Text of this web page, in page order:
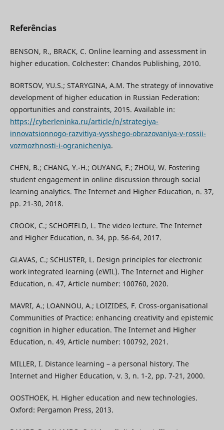
Referências
BENSON, R., BRACK, C. Online learning and assessment in
higher education. Colchester: Chandos Publishing, 2010.
BORTSOV, YU.S.; STARYGINA, A.M. The strategy of innovative
development of higher education in Russian Federation:
opportunities and constraints, 2015. Available in:
https://cyberleninka.ru/article/n/strategiya-
innovatsionnogo-razvitiya-vysshego-obrazovaniya-v-rossii-
vozmozhnosti-i-ogranicheniya.
CHEN, B.; CHANG, Y.-H.; OUYANG, F.; ZHOU, W. Fostering
student engagement in online discussion through social
learning analytics. The Internet and Higher Education, n. 37,
pp. 21-30, 2018.
CROOK, C.; SCHOFIELD, L. The video lecture. The Internet
and Higher Education, n. 34, pp. 56-64, 2017.
GLAVAS, C.; SCHUSTER, L. Design principles for electronic
work integrated learning (eWIL). The Internet and Higher
Education, n. 47, Article number: 100760, 2020.
MAVRI, A.; LOANNOU, A.; LOIZIDES, F. Cross-organisational
Communities of Practice: enhancing creativity and epistemic
cognition in higher education. The Internet and Higher
Education, n. 49, Article number: 100792, 2021.
MILLER, I. Distance learning – a personal history. The
Internet and Higher Education, v. 3, n. 1-2, pp. 7-21, 2000.
OOSTHOEK, H. Higher education and new technologies.
Oxford: Pergamon Press, 2013.